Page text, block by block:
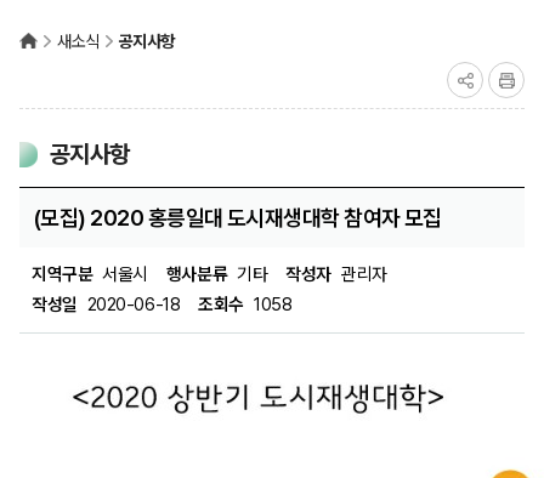
새소식 공지사항
공지사항
(모집) 2020 홍릉일대 도시재생대학 참여자 모집
지역구분 서울시 행사분류 기타 작성자 관리자
작성일 2020-06-18 조회수 1058